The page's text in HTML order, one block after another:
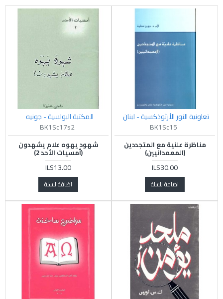
تعاونية النور الأرثوذكسية - لبنان
BK1Sc15
مناظرة علنية مع المتجددين
(المعمدانيين)
ILS30.00
اضافة للسلة
المكتبة البولسية - جونيه
BK1Sc17s2
شهود يهوه علام يشهدون
(أمسيات الأحد 2)
ILS13.00
اضافة للسلة